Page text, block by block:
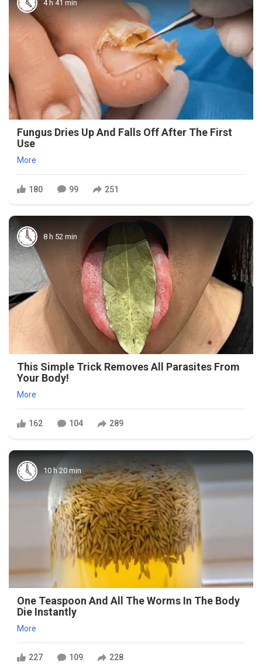
4 h 41 min
Fungus Dries Up And Falls Off After The First
Use
More
180 99 251
8 h 52 min
This Simple Trick Removes All Parasites From
Your Body!
More
162 104 289
10 h 20 min
One Teaspoon And All The Worms In The Body
Die Instantly
More
227 109 228